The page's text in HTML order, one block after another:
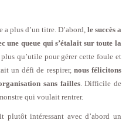
a plus d’un titre. D’abord, le succès a
une queue qui s’étalait sur toute la
qu’utile pour gérer cette foule et
un défi de respirer, nous félicitons
sans failles. Difficile de
qui voulait rentrer.
intéressant avec d’abord un